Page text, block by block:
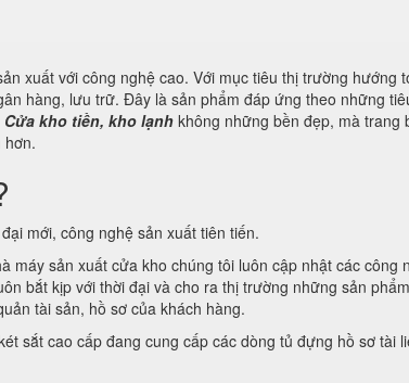
xuất với công nghệ cao. Với mục tiêu thị trường hướng
hàng, lưu trữ. Đây là sản phẩm đáp ứng theo những
Cửa kho tiền, kho lạnh không những bền đẹp, mà trang
hơn.
mới, công nghệ sản xuất tiên tiến.
máy sản xuất cửa kho chúng tôi luôn cập nhật các công
bắt kịp với thời đại và cho ra thị trường những sản
tài sản, hồ sơ của khách hàng.
sắt cao cấp đang cung cấp các dòng tủ đựng hồ sơ tài